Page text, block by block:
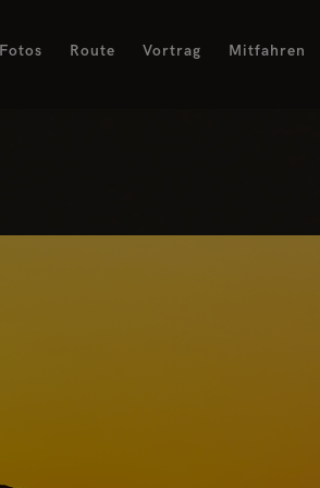
Route Vortrag Mitfahren